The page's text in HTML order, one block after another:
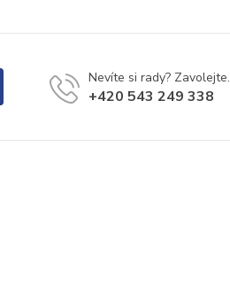
Nevíte si rady? Zavolejte.
+420 543 249 338